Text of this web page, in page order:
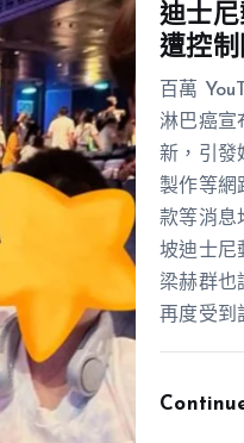
迪士
遭控
百萬
淋巴癌宣
新，引發
製作等網
款等消息
坡迪士尼
梁赫群也
再度受到